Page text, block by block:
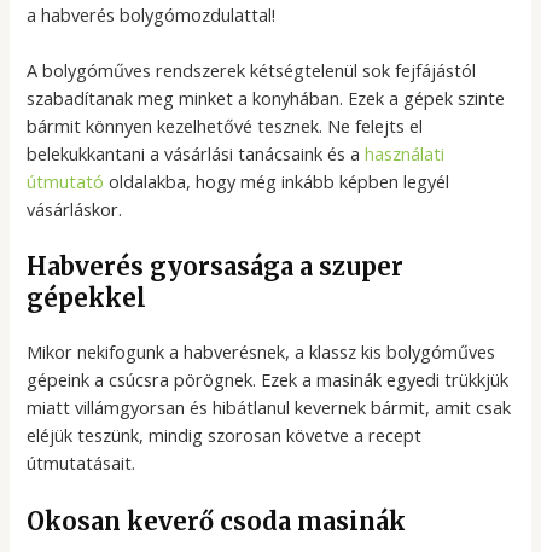
a habverés bolygómozdulattal!
A bolygóműves rendszerek kétségtelenül sok fejfájástól
szabadítanak meg minket a konyhában. Ezek a gépek szinte
bármit könnyen kezelhetővé tesznek. Ne felejts el
belekukkantani a vásárlási tanácsaink és ahasználati
útmutató oldalakba, hogy még inkább képben legyél
vásárláskor.
Habverés gyorsasága a szuper
gépekkel
Mikor nekifogunk a habverésnek, a klassz kis bolygóműves
gépeink a csúcsra pörögnek. Ezek a masinák egyedi trükkjük
miatt villámgyorsan és hibátlanul kevernek bármit, amit csak
eléjük teszünk, mindig szorosan követve a recept
útmutatásait.
Okosan keverő csoda masinák